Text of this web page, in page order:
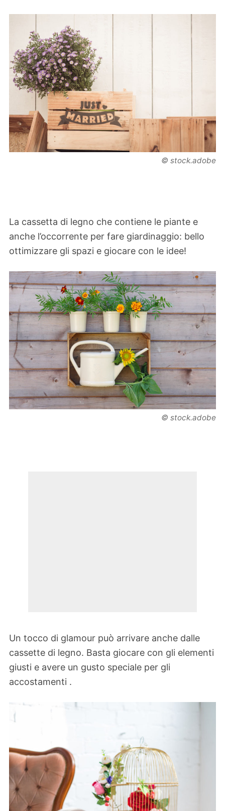
© stock.adobe
La cassetta di legno che contiene le piante e
anche l’occorrente per fare giardinaggio: bello
ottimizzare gli spazi e giocare con le idee!
© stock.adobe
Un tocco di glamour può arrivare anche dalle
cassette di legno. Basta giocare con gli elementi
giusti e avere un gusto speciale per gli
accostamenti .